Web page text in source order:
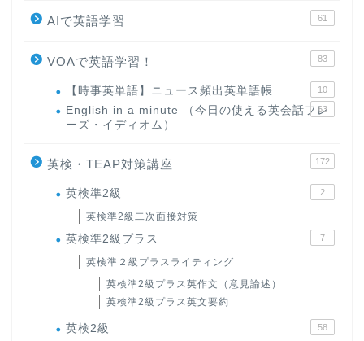
AIで英語学習 61
VOAで英語学習！ 83
【時事英単語】ニュース頻出英単語帳 10
English in a minute （今日の使える英会話フレ
ーズ・イディオム）
63
英検・TEAP対策講座 172
英検準2級 2
英検準2級二次面接対策
英検準2級プラス 7
英検準２級プラスライティング
英検準2級プラス英作文（意見論述）
英検準2級プラス英文要約
英検2級 58